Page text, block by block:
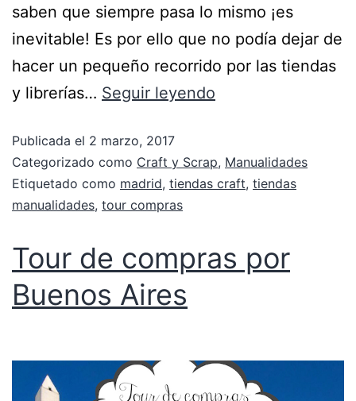
saben que siempre pasa lo mismo ¡es
inevitable! Es por ello que no podía dejar de
hacer un pequeño recorrido por las tiendas
y librerías… Seguir leyendo
Publicada el 2 marzo, 2017
Categorizado como Craft y Scrap, Manualidades
Etiquetado como madrid, tiendas craft, tiendas
manualidades, tour compras
Tour de compras por
Buenos Aires